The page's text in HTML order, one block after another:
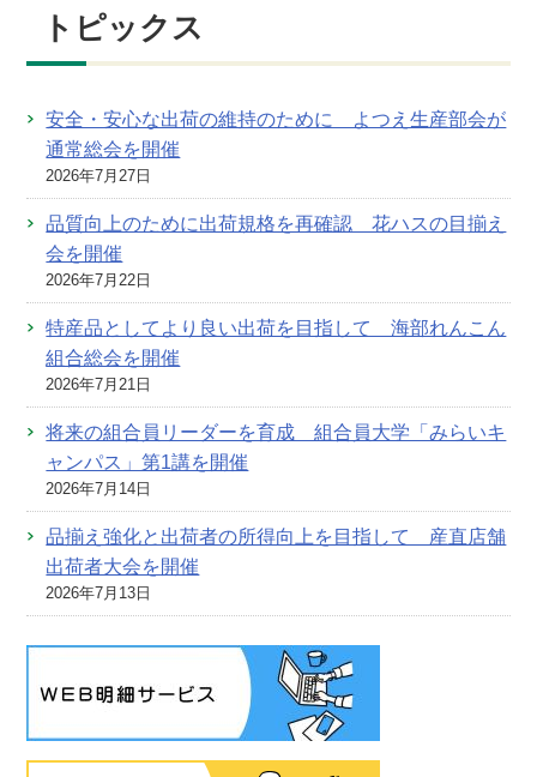
トピックス
安全・安心な出荷の維持のために よつえ生産部会が
通常総会を開催
2026年7月27日
品質向上のために出荷規格を再確認 花ハスの目揃え
会を開催
2026年7月22日
特産品としてより良い出荷を目指して 海部れんこん
組合総会を開催
2026年7月21日
将来の組合員リーダーを育成 組合員大学「みらいキ
ャンパス」第1講を開催
2026年7月14日
品揃え強化と出荷者の所得向上を目指して 産直店舗
出荷者大会を開催
2026年7月13日